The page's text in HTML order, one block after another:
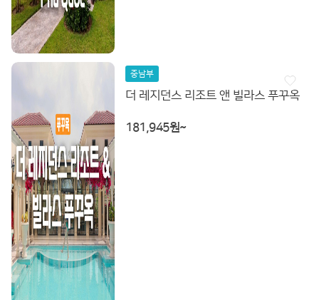
중남부
더 레지던스 리조트 앤 빌라스 푸꾸옥
181,945원~